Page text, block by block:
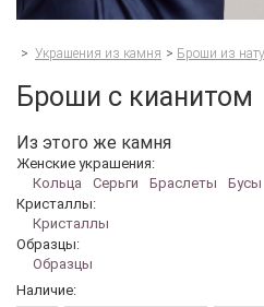
> Украшения из камня > Броши из
Броши с кианитом
Из этого же камня
Женские украшения:
Кольца
Серьги Браслеты Бусы
Кристаллы:
Кристаллы
Образцы:
Образцы
Наличие: